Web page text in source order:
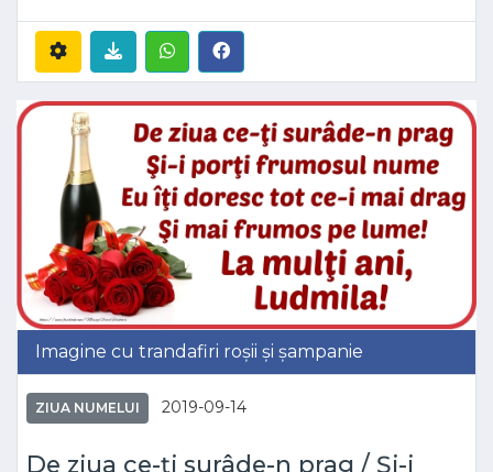
Imagine cu trandafiri roșii și șampanie
ZIUA NUMELUI 2019-09-14
De ziua ce-ţi surâde-n prag / Şi-i